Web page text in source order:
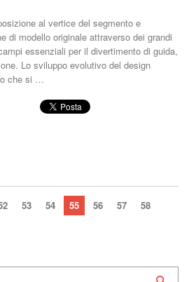
al vertice del segmento e
di modello originale attraverso dei grandi
essenziali per il divertimento di guida,
Lo sviluppo evolutivo del design
che si …
53 54 55 56 57
58